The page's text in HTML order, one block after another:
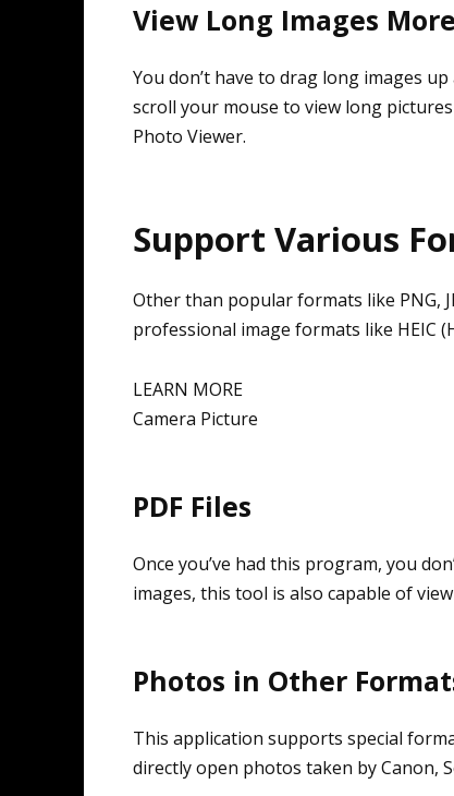
View Long Images
You don’t have to drag long images
scroll your mouse to view long
Photo Viewer.
Support Various
Other than popular formats like PNG,
professional image formats like HEIC
LEARN MORE
Camera Picture
PDF Files
Once you’ve had this program, you
images, this tool is also capable of
Photos in Other
This application supports special
directly open photos taken by Canon,